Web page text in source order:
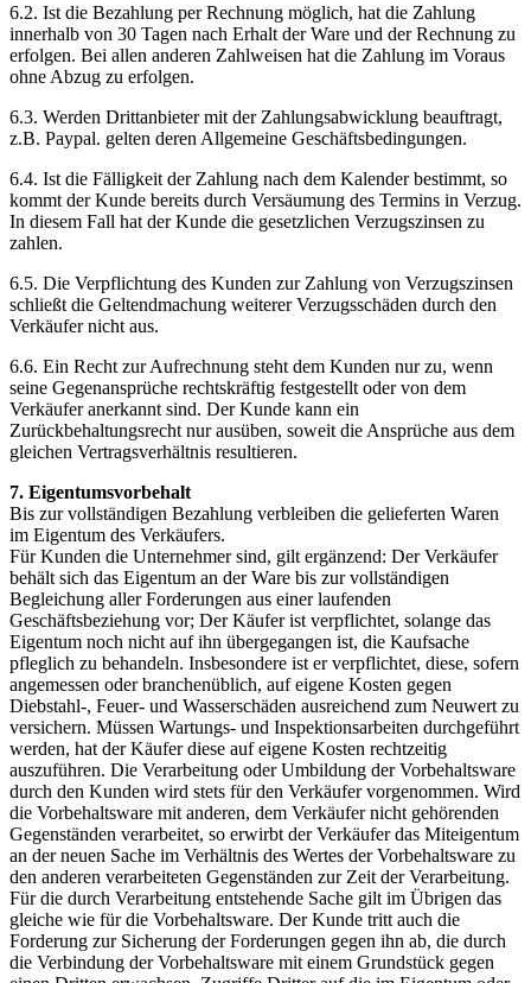
6.2. Ist die Bezahlung per Rechnung möglich, hat die Zahlung
innerhalb von 30 Tagen nach Erhalt der Ware und der Rechnung zu
erfolgen. Bei allen anderen Zahlweisen hat die Zahlung im Voraus
ohne Abzug zu erfolgen.
6.3. Werden Drittanbieter mit der Zahlungsabwicklung beauftragt,
z.B. Paypal. gelten deren Allgemeine Geschäftsbedingungen.
6.4. Ist die Fälligkeit der Zahlung nach dem Kalender bestimmt, so
kommt der Kunde bereits durch Versäumung des Termins in Verzug.
In diesem Fall hat der Kunde die gesetzlichen Verzugszinsen zu
zahlen.
6.5. Die Verpflichtung des Kunden zur Zahlung von Verzugszinsen
schließt die Geltendmachung weiterer Verzugsschäden durch den
Verkäufer nicht aus.
6.6. Ein Recht zur Aufrechnung steht dem Kunden nur zu, wenn
seine Gegenansprüche rechtskräftig festgestellt oder von dem
Verkäufer anerkannt sind. Der Kunde kann ein
Zurückbehaltungsrecht nur ausüben, soweit die Ansprüche aus dem
gleichen Vertragsverhältnis resultieren.
7. Eigentumsvorbehalt
Bis zur vollständigen Bezahlung verbleiben die gelieferten Waren
im Eigentum des Verkäufers.
Für Kunden die Unternehmer sind, gilt ergänzend: Der Verkäufer
behält sich das Eigentum an der Ware bis zur vollständigen
Begleichung aller Forderungen aus einer laufenden
Geschäftsbeziehung vor; Der Käufer ist verpflichtet, solange das
Eigentum noch nicht auf ihn übergegangen ist, die Kaufsache
pfleglich zu behandeln. Insbesondere ist er verpflichtet, diese, sofern
angemessen oder branchenüblich, auf eigene Kosten gegen
Diebstahl-, Feuer- und Wasserschäden ausreichend zum Neuwert zu
versichern. Müssen Wartungs- und Inspektionsarbeiten durchgeführt
werden, hat der Käufer diese auf eigene Kosten rechtzeitig
auszuführen. Die Verarbeitung oder Umbildung der Vorbehaltsware
durch den Kunden wird stets für den Verkäufer vorgenommen. Wird
die Vorbehaltsware mit anderen, dem Verkäufer nicht gehörenden
Gegenständen verarbeitet, so erwirbt der Verkäufer das Miteigentum
an der neuen Sache im Verhältnis des Wertes der Vorbehaltsware zu
den anderen verarbeiteten Gegenständen zur Zeit der Verarbeitung.
Für die durch Verarbeitung entstehende Sache gilt im Übrigen das
gleiche wie für die Vorbehaltsware. Der Kunde tritt auch die
Forderung zur Sicherung der Forderungen gegen ihn ab, die durch
die Verbindung der Vorbehaltsware mit einem Grundstück gegen